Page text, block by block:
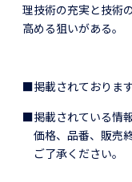
理技術の充実と技術
高める狙いがある。
■掲載されておりま
■掲載されている情
価格、品番、販売
ご了承ください。